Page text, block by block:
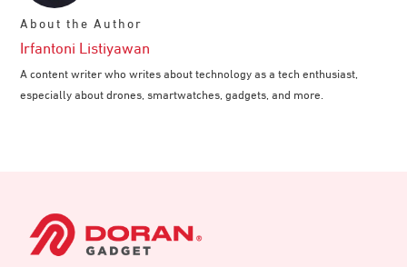
About the Author
Irfantoni Listiyawan
A content writer who writes about technology as a tech enthusiast,
especially about drones, smartwatches, gadgets, and more.